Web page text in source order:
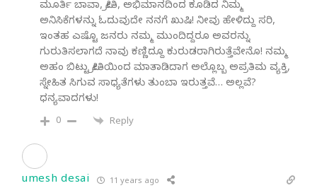
ಮೂರ್ತಿ ಬಾವಾ, ಪ್ರೀತಿ, ಅಭಿಮಾನದಿಂದ ಕೂಡಿದ ನಿಮ್ಮ
ಅನಿಸಿಕೆಗಳನ್ನು ಓದುವುದೇ ನನಗೆ ಖುಷಿ! ನೀವು ಹೇಳಿದ್ದು ಸರಿ,
ಇಂತಹ ಎಷ್ಟೊ ಜನರು ನಮ್ಮ ಮುಂದಿದ್ದರೂ ಅವರನ್ನು
ಗುರುತಿಸಲಾಗದೆ ನಾವು ಕಣ್ಣಿದ್ದೂ ಕುರುಡರಾಗಿರುತ್ತೆವೇನೊ! ನಮ್ಮ
ಅಹಂ ಬಿಟ್ಟು ಪ್ರೀತಿಯಿಂದ ಮಾತಾಡಿದಾಗ ಅಲ್ಲೊಬ್ಬ ಅಪ್ರತಿಮ ವ್ಯಕ್ತಿ,
ಸ್ನೇಹಿತ ಸಿಗುವ ಸಾಧ್ಯತೆಗಳು ತುಂಬಾ ಇರುತ್ತವೆ… ಅಲ್ಲವೆ?
ಧನ್ಯವಾದಗಳು!
0 Reply
umesh desai 11 years ago